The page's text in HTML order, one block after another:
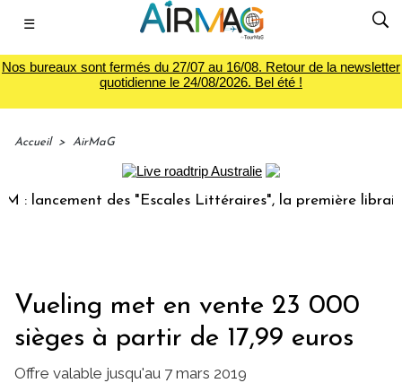
☰
Nos bureaux sont fermés du 27/07 au 16/08. Retour de la newsletter
quotidienne le 24/08/2026. Bel été !
Accueil > AirMaG
des "Escales Littéraires", la première librairie
Vueling met en vente 23 000
sièges à partir de 17,99 euros
Offre valable jusqu'au 7 mars 2019